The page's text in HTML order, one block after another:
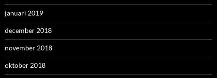
januari 2019
december 2018
november 2018
oktober 2018